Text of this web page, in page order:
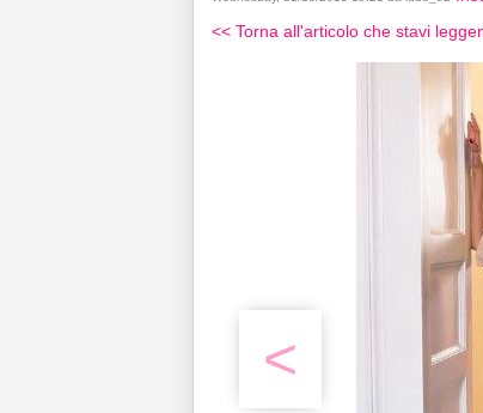
<< Torna all'articolo che stavi
<